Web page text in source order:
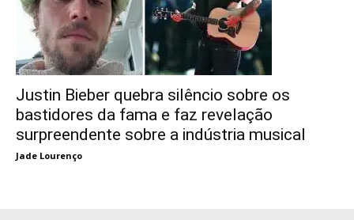
Justin Bieber quebra silêncio sobre os
bastidores da fama e faz revelação
surpreendente sobre a indústria musical
Jade Lourenço